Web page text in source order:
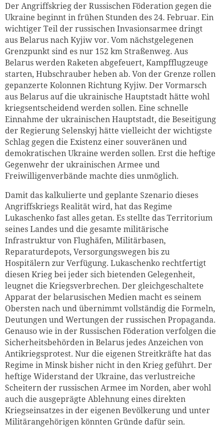
Der Angriffskrieg der Russischen Föderation gegen die
Ukraine beginnt in frühen Stunden des 24. Februar. Ein
wichtiger Teil der russischen Invasionsarmee dringt
aus Belarus nach Kyjiw vor. Vom nächstgelegenen
Grenzpunkt sind es nur 152 km Straßenweg. Aus
Belarus werden Raketen abgefeuert, Kampfflugzeuge
starten, Hubschrauber heben ab. Von der Grenze rollen
gepanzerte Kolonnen Richtung Kyjiw. Der Vormarsch
aus Belarus auf die ukrainische Hauptstadt hätte wohl
kriegsentscheidend werden sollen. Eine schnelle
Einnahme der ukrainischen Hauptstadt, die Beseitigung
der Regierung Selenskyj hätte vielleicht der wichtigste
Schlag gegen die Existenz einer souveränen und
demokratischen Ukraine werden sollen. Erst die heftige
Gegenwehr der ukrainischen Armee und
Freiwilligenverbände machte dies unmöglich.
Damit das kalkulierte und geplante Szenario dieses
Angriffskriegs Realität wird, hat das Regime
Lukaschenko fast alles getan. Es stellte das Territorium
seines Landes und die gesamte militärische
Infrastruktur von Flughäfen, Militärbasen,
Reparaturdepots, Versorgungswegen bis zu
Hospitälern zur Verfügung. Lukaschenko rechtfertigt
diesen Krieg bei jeder sich bietenden Gelegenheit,
leugnet die Kriegsverbrechen. Der gleichgeschaltete
Apparat der belarusischen Medien macht es seinem
Obersten nach und übernimmt vollständig die Formeln,
Deutungen und Wertungen der russischen Propaganda.
Genauso wie in der Russischen Föderation verfolgen die
Sicherheitsbehörden in Belarus jedes Anzeichen von
Antikriegsprotest. Nur die eigenen Streitkräfte hat das
Regime in Minsk bisher nicht in den Krieg geführt. Der
heftige Widerstand der Ukraine, das verlustreiche
Scheitern der russischen Armee im Norden, aber wohl
auch die ausgeprägte Ablehnung eines direkten
Kriegseinsatzes in der eigenen Bevölkerung und unter
Militärangehörigen könnten Gründe dafür sein.